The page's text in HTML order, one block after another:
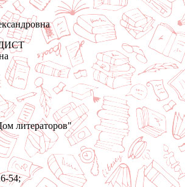
литераторов"
54;